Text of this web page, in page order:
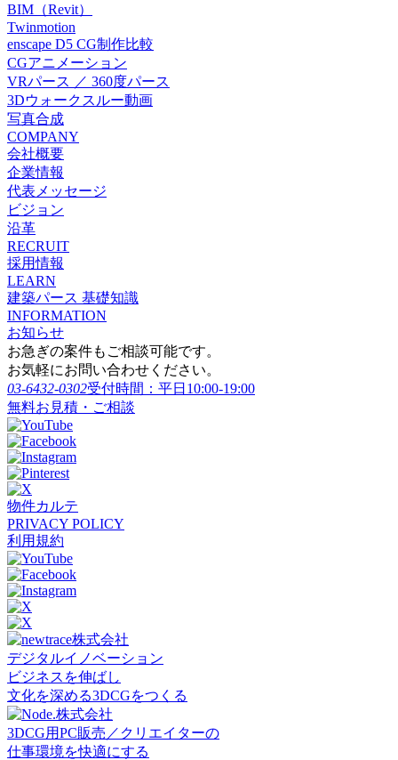
BIM（Revit）
Twinmotion
enscape D5 CG制作比較
CGアニメーション
VRパース ／ 360度パース
3Dウォークスルー動画
写真合成
COMPANY
会社概要
企業情報
代表メッセージ
ビジョン
沿革
RECRUIT
採用情報
LEARN
建築パース 基礎知識
INFORMATION
お知らせ
お急ぎの案件もご相談可能です。
お気軽にお問い合わせください。
03-6432-0302受付時間：平日10:00-19:00
無料お見積・ご相談
物件カルテ
PRIVACY POLICY
利用規約
デジタルイノベーション
ビジネスを伸ばし
文化を深める3DCGをつくる
3DCG用PC販売／クリエイターの
仕事環境を快適にする